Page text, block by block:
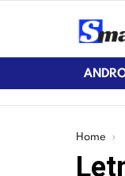
You are
Home